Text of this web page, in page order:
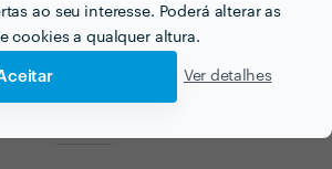
ao seu interesse. Poderá alterar as
cookies a qualquer altura.
Ver detalhes
projecto?
ideia dos preços vamos encontar
certo para si!